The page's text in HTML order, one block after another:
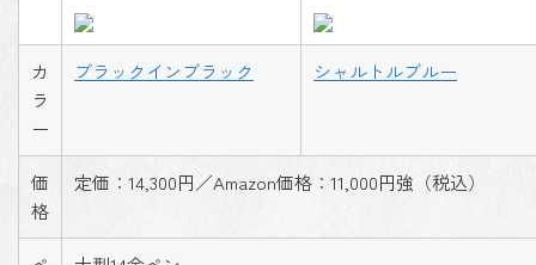
カ
ラ
ー
ブラックインブラック シャルトルブルー
価
格
定価：14,300円／Amazon価格：11,000円強（税込）